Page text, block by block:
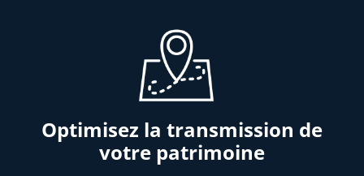
Optimisez la transmission de
votre patrimoine